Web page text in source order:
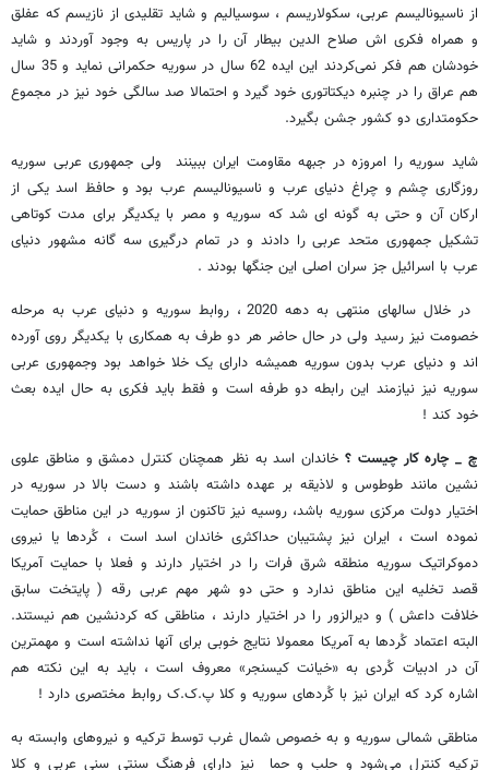
از ناسیونالیسم عربی، سکولاریسم ، سوسیالیم و شاید تقلیدی از نازیسم که عفلق
و همراه فکری اش صلاح الدین بیطار آن را در پاریس به وجود آوردند و شاید
خودشان هم فکر نمی‌کردند این ایده 62 سال در سوریه حکمرانی نماید و 35 سال
هم عراق را در چنبره دیکتاتوری خود گیرد و احتمالا صد سالگی خود نیز در مجموع
حکومتداری دو کشور جشن بگیرد.
شاید سوریه را امروزه در جبهه مقاومت ایران ببینند ولی جمهوری عربی سوریه
روزگاری چشم و چراغ دنیای عرب و ناسیونالیسم عرب بود و حافظ اسد یکی از
ارکان آن و حتی به گونه ای شد که سوریه و مصر با یکدیگر برای مدت کوتاهی
تشکیل جمهوری متحد عربی را دادند و در تمام درگیری سه گانه مشهور دنیای
عرب با اسرائیل جز سران اصلی این جنگها بودند .
در خلال سالهای منتهی به دهه 2020 ، روابط سوریه و دنیای عرب به مرحله
خصومت نیز رسید ولی در حال حاضر هر دو طرف به همکاری با یکدیگر روی آورده
اند و دنیای عرب بدون سوریه همیشه دارای یک خلا خواهد بود وجمهوری عربی
سوریه نیز نیازمند این رابطه دو طرفه است و فقط باید فکری به حال ایده بعث
خود کند !
چ _ چاره کار چیست ؟ خاندان اسد به نظر همچنان کنترل دمشق و مناطق علوی
نشین مانند طوطوس و لاذیقه بر عهده داشته باشند و دست بالا در سوریه در
اختیار دولت مرکزی سوریه باشد، روسیه نیز تاکنون از سوریه در این مناطق حمایت
نموده است ، ایران نیز پشتیبان حداکثری خاندان اسد است ، کُردها یا نیروی
دموکراتیک سوریه منطقه شرق فرات را در اختیار دارند و فعلا با حمایت آمریکا
قصد تخلیه این مناطق ندارد و حتی دو شهر مهم عربی رقه ( پایتخت سابق
خلافت داعش ) و دیرالزور را در اختیار دارند ، مناطقی که کردنشین هم نیستند.
البته اعتماد کُردها به آمریکا معمولا نتایج خوبی برای آنها نداشته است و مهمترین
آن در ادبیات کُردی به «خیانت کیسنجر» معروف است ، باید به این نکته هم
اشاره کرد که ایران نیز با کُردهای سوریه و کلا پ.ک.ک روابط مختصری دارد !
مناطقی شمالی سوریه و به خصوص شمال غرب توسط ترکیه و نیروهای وابسته به
ترکیه کنترل می‌شود و حلب و حما نیز دارای فرهنگ سنتی سنی عربی و کلا